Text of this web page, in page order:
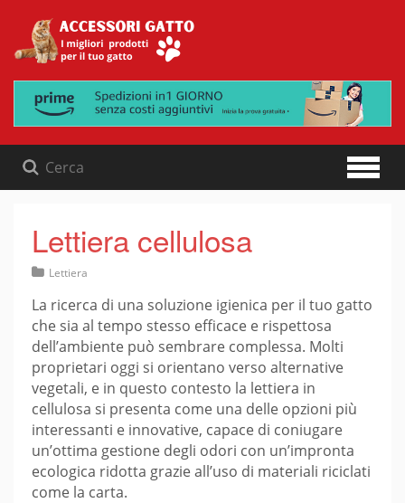
content
Lettiera cellulosa
Lettiera
La ricerca di una soluzione igienica per il tuo gatto
che sia al tempo stesso efficace e rispettosa
dell’ambiente può sembrare complessa. Molti
proprietari oggi si orientano verso alternative
vegetali, e in questo contesto la lettiera in
cellulosa si presenta come una delle opzioni più
interessanti e innovative, capace di coniugare
un’ottima gestione degli odori con un’impronta
ecologica ridotta grazie all’uso di materiali riciclati
come la carta.